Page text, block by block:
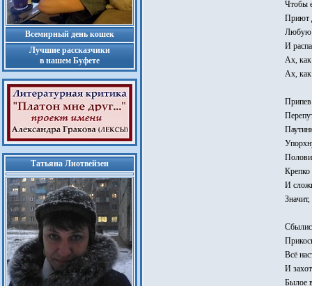
Всемирный день кошек
Лучшие рассказчики
в нашем Буфете
Татьяна Лиотвейзен
Чтобы
Приют
Любую
И
Ах, как
Ах, как
Крепко
И
Всё
И
Былое